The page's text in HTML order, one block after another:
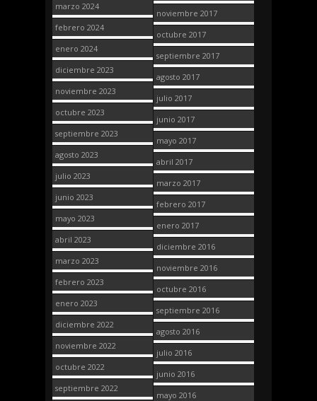
marzo 2024
febrero 2024
enero 2024
diciembre 2023
noviembre 2023
octubre 2023
septiembre 2023
agosto 2023
julio 2023
junio 2023
mayo 2023
abril 2023
marzo 2023
febrero 2023
enero 2023
diciembre 2022
noviembre 2022
octubre 2022
septiembre 2022
noviembre 2017
octubre 2017
septiembre 2017
agosto 2017
julio 2017
junio 2017
mayo 2017
abril 2017
marzo 2017
febrero 2017
enero 2017
diciembre 2016
noviembre 2016
octubre 2016
septiembre 2016
agosto 2016
julio 2016
junio 2016
mayo 2016